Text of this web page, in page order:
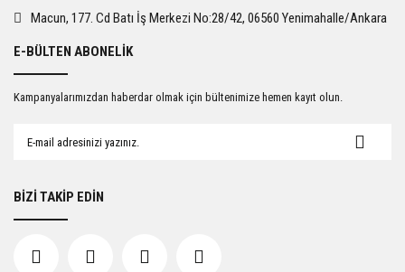
Gönder
Macun, 177. Cd Batı İş Merkezi No:28/42, 06560 Yenimahalle/Ankara
E-BÜLTEN ABONELİK
Kampanyalarımızdan haberdar olmak için bültenimize hemen kayıt olun.
BİZİ TAKİP EDİN